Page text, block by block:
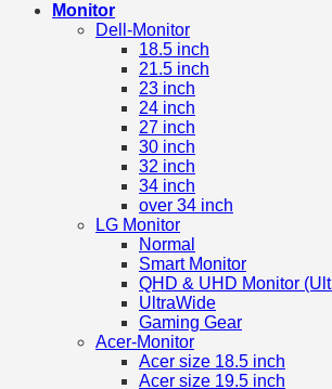
Monitor
Dell-Monitor
18.5 inch
21.5 inch
23 inch
24 inch
27 inch
30 inch
32 inch
34 inch
over 34 inch
LG Monitor
Normal
Smart Monitor
QHD & UHD Monitor
UltraWide
Gaming Gear
Acer-Monitor
Acer size 18.5 inch
Acer size 19.5 inch